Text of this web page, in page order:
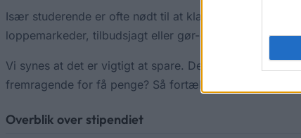
Især studerende er ofte nødt til at klare sig igennem
loppemarkeder, tilbudsjagt eller gør-det-selv-
Vi synes at det er vigtigt at spare. Derfor søger
fremragende for få penge? Så fortæl os om din
Overblik over stipendiet